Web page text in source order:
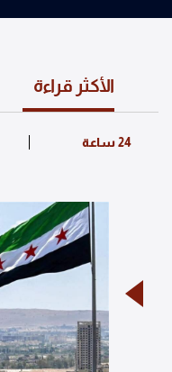
الأكثر قراءة